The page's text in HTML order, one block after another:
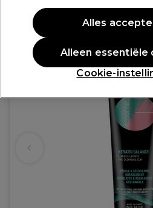
PROMOTIE
Cookie-
Alleen essentiële
Alles